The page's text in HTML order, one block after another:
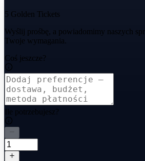
5 Golden Tickets
Wyślij prośbę, a powiadomimy naszych
Twoje wymagania.
Coś jeszcze?
Ile potrzebujesz?